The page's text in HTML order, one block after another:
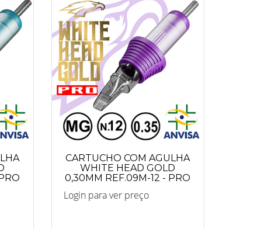
CARTUCHO COM AGULHA
WHITE HEAD GOLD
0,30MM REF.09M-12 - PRO
Login para ver preço